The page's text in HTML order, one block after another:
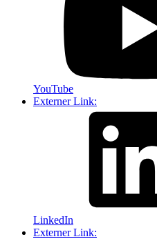
YouTube
Externer Link:
LinkedIn
Externer Link: